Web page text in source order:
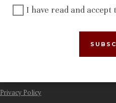
International networks
Privacy Policy
I have read and accept